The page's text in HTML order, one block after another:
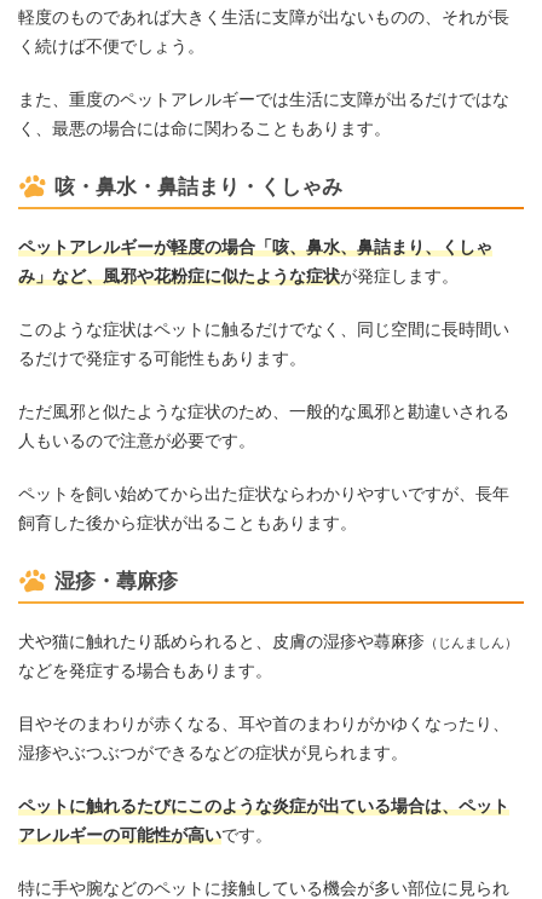
軽度のものであれば大きく生活に支障が出ないものの、それが長
く続けば不便でしょう。
また、重度のペットアレルギーでは生活に支障が出るだけではな
く、最悪の場合には命に関わることもあります。
咳・鼻水・鼻詰まり・くしゃみ
ペットアレルギーが軽度の場合「咳、鼻水、鼻詰まり、くしゃ
み」など、風邪や花粉症に似たような症状が発症します。
このような症状はペットに触るだけでなく、同じ空間に長時間い
るだけで発症する可能性もあります。
ただ風邪と似たような症状のため、一般的な風邪と勘違いされる
人もいるので注意が必要です。
ペットを飼い始めてから出た症状ならわかりやすいですが、長年
飼育した後から症状が出ることもあります。
湿疹・蕁麻疹
犬や猫に触れたり舐められると、皮膚の湿疹や蕁麻疹 （じんましん）
などを発症する場合もあります。
目やそのまわりが赤くなる、耳や首のまわりがかゆくなったり、
湿疹やぶつぶつができるなどの症状が見られます。
ペットに触れるたびにこのような炎症が出ている場合は、ペット
アレルギーの可能性が高いです。
特に手や腕などのペットに接触している機会が多い部位に見られ